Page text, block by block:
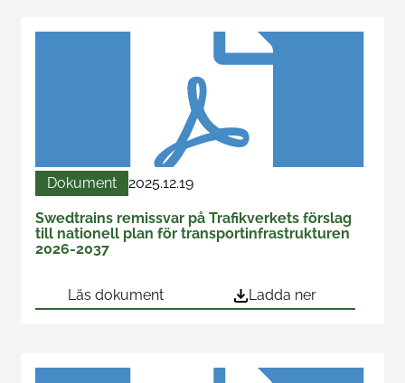
Dokument 2025.12.19
Swedtrains remissvar på Trafikverkets förslag
till nationell plan för transportinfrastrukturen
2026-2037
Läs dokument Ladda ner